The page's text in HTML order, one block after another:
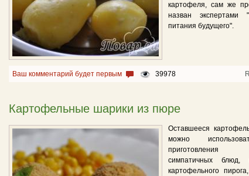
картофеля, сам же
назван экспертами
питания будущего".
Ваш комментарий будет первым 39978
Картофельные шарики из пюре
Оставшееся
можно
симпатичных блюд,
картофельного